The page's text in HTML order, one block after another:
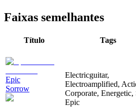
Faixas semelhantes
Título Tags
Epic
Sorrow
Electricguitar,
Electroamplified,
Corporate, Energetic,
Epic